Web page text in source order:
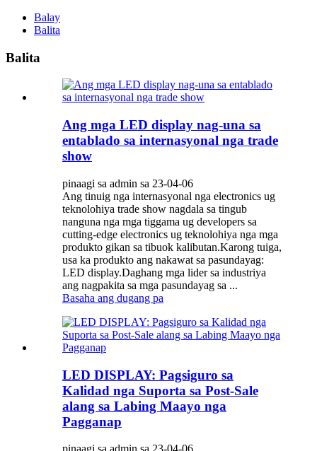
Balay
Balita
Balita
Ang mga LED display nag-una sa
entablado sa internasyonal nga trade
show
pinaagi sa admin sa 23-04-06
Ang tinuig nga internasyonal nga electronics ug
teknolohiya trade show nagdala sa tingub
nanguna nga mga tiggama ug developers sa
cutting-edge electronics ug teknolohiya nga mga
produkto gikan sa tibuok kalibutan.Karong tuiga,
usa ka produkto ang nakawat sa pasundayag:
LED display.Daghang mga lider sa industriya
ang nagpakita sa mga pasundayag sa ...
Basaha ang dugang pa
LED DISPLAY: Pagsiguro sa
Kalidad nga Suporta sa Post-Sale
alang sa Labing Maayo nga
Pagganap